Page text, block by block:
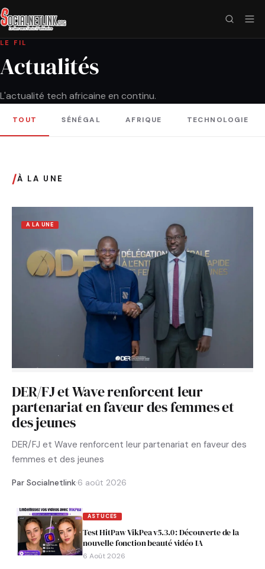
LE FIL
Actualités
L'actualité tech africaine en continu.
TOUT SÉNÉGAL AFRIQUE TECHNOLOGIE
/À LA UNE
A LA UNE
DER/FJ et Wave renforcent leur
partenariat en faveur des femmes et
des jeunes
DER/FJ et Wave renforcent leur partenariat en faveur des
femmes et des jeunes
Par Socialnetlink·6 août 2026
ASTUCES
Test HitPaw VikPea v5.3.0 : Découverte de la
nouvelle fonction beauté vidéo IA
6 Août 2026